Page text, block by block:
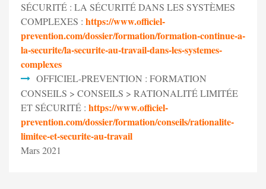
SÉCURITÉ : LA SÉCURITÉ DANS LES SYSTÈMES
COMPLEXES : https://www.officiel-
prevention.com/dossier/formation/formation-continue-a-
la-securite/la-securite-au-travail-dans-les-systemes-
complexes
OFFICIEL-PREVENTION : FORMATION
CONSEILS > CONSEILS > RATIONALITÉ LIMITÉE
ET SÉCURITÉ : https://www.officiel-
prevention.com/dossier/formation/conseils/rationalite-
limitee-et-securite-au-travail
Mars 2021